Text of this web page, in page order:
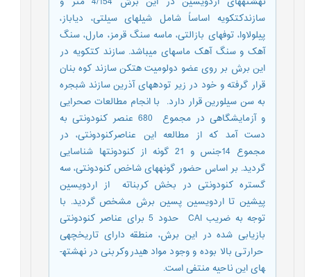
سازندکتکویه اساساً شامل شیل­های سیلتی، دیاباز،
پیلولاوا، توف­های بازالتی، ماسه سنگ قرمز، مارل، سنگ
آهک و سنگ آهک ماسه­ای می­باشد. سازند کتکویه در
این برش بر روی عضو دولومیت هتکن سازند کوه بنان
قرار گرفته و خود در زیر توده­های آذرین سازند شبجره
به سن سیلورین قرار دارد. با انجام مطالعات صحرایی
و آزمایشگاهی در مجموع 680 عنصر کنودونتی به
دست آمد که از مطالعه این عناصرکنودونتی، در
مجموع 14جنس و 21 گونه از کنودونت­ها شناسایی
گردید. بر اساس حضور گونه­های شاخص کنودونتی، سه
گستره کنودونتی در بخش کربناته از اردویسین
پیشین تا اردویسین پسین برش مشخص گردید. با
توجه به ضریب CAI حدود 5 برای عناصر کنودونتی
بازیابی شده در این برش، منطقه دارای تاریخچه­ی
حرارتی بالا بوده و وجود مواد هیدروکربنی در نهشته­
های این ناحیه منتفی است.